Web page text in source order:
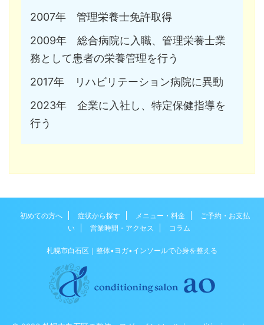
2007年 管理栄養士免許取得
2009年 総合病院に入職、管理栄養士業
務として患者の栄養管理を行う
2017年 リハビリテーション病院に異動
2023年 企業に入社し、特定保健指導を
行う
初めての方へ 症状から探す メニュー・料金
ご予約・お支払
い
営業時間・アクセス コラム
札幌市白石区｜整体•ヨガ•インソールで心身を整える